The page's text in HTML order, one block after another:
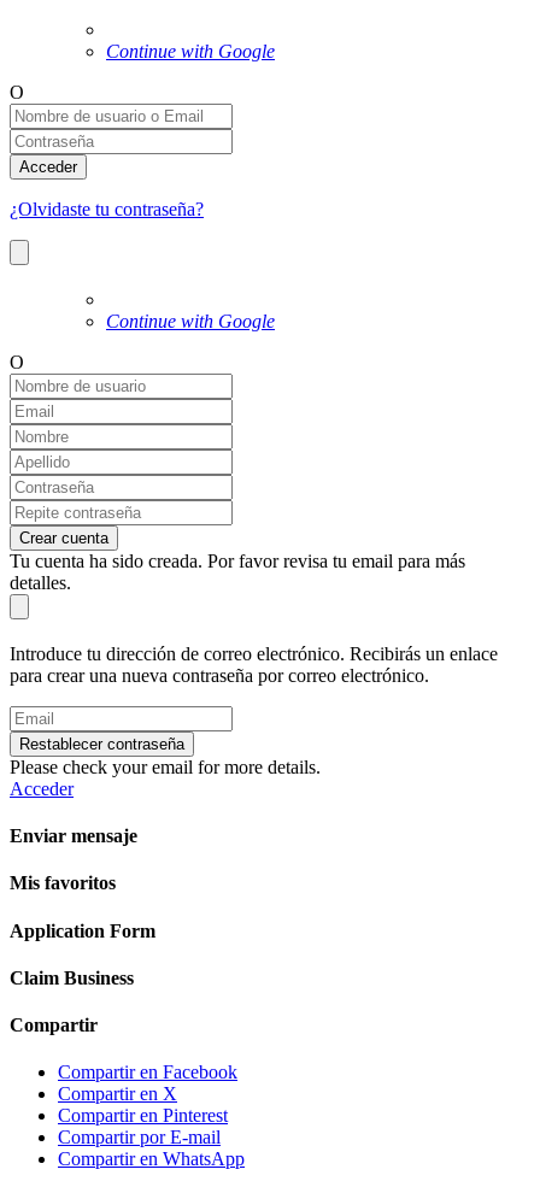
Continue with Google
O
Acceder
¿Olvidaste tu contraseña?
Continue with Google
O
Crear cuenta
Tu cuenta ha sido creada. Por favor revisa tu email para más
detalles.
Introduce tu dirección de correo electrónico. Recibirás un enlace
para crear una nueva contraseña por correo electrónico.
Restablecer contraseña
Please check your email for more details.
Acceder
Enviar mensaje
Mis favoritos
Application Form
Claim Business
Compartir
Compartir en Facebook
Compartir en X
Compartir en Pinterest
Compartir por E-mail
Compartir en WhatsApp